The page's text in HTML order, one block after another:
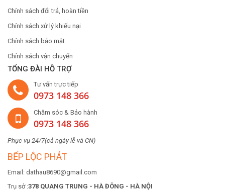
Chính sách đổi trả, hoàn tiền
Chính sách xử lý khiếu nại
Chính sách bảo mật
Chính sách vận chuyển
TỔNG ĐÀI HỖ TRỢ
Tư vấn trực tiếp
0973 148 366
Chăm sóc & Bảo hành
0973 148 366
Phục vụ 24/7(cả ngày lễ và CN)
BẾP LỘC PHÁT
Email: dathau8690@gmail.com
Trụ sở :378 QUANG TRUNG - HÀ ĐÔNG - HÀ NỘI